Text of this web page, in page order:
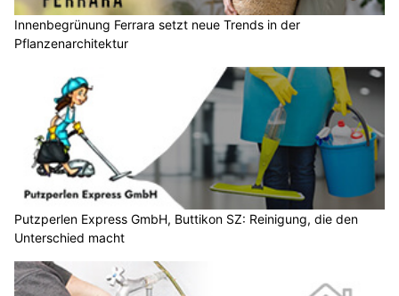
Innenbegrünung Ferrara setzt neue Trends in der
Pflanzenarchitektur
Putzperlen Express GmbH, Buttikon SZ: Reinigung, die den
Unterschied macht